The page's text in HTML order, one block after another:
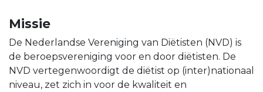
Missie
De Nederlandse Vereniging van Diëtisten (NVD) is
de beroepsvereniging voor en door diëtisten. De
NVD vertegenwoordigt de diëtist op (inter)nationaal
niveau, zet zich in voor de kwaliteit en